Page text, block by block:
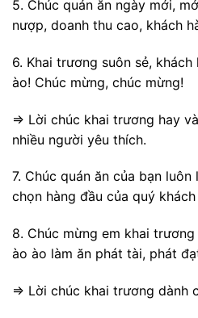
5. Chúc quán ăn ngày mới,
nượp, doanh thu cao, khách
6. Khai trương suôn sẻ,
ào! Chúc mừng, chúc mừng!
=> Lời chúc khai trương hay
nhiều người yêu thích.
7. Chúc quán ăn của bạn
chọn hàng đầu của quý khách
8. Chúc mừng em khai
ào ào làm ăn phát tài, phát
=> Lời chúc khai trương dành